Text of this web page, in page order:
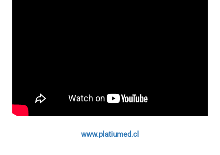
www.platiumed.cl